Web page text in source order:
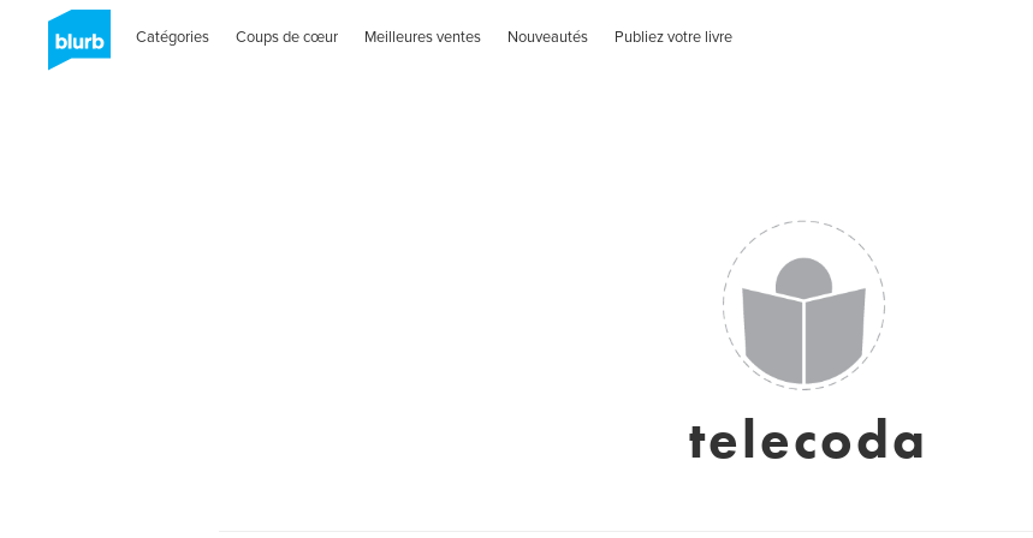
Catégories Coups de cœur Meilleures ventes Nouveautés Publiez votre livre
telecoda